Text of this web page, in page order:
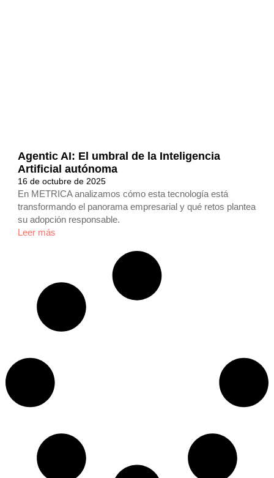
Agentic AI: El umbral de la Inteligencia
Artificial autónoma
16 de octubre de 2025
En METRICA analizamos cómo esta tecnología está
transformando el panorama empresarial y qué retos plantea
su adopción responsable.
Leer más